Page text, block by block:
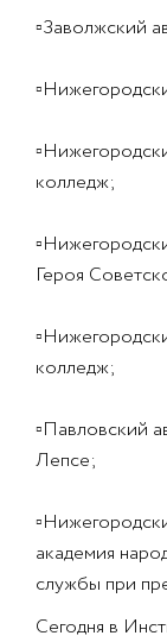
▫Заволжский
▫
▫
колледж;
▫
Героя
▫
колледж;
▫Павловский
Лепсе;
▫
академия
службы при
Сегодня в